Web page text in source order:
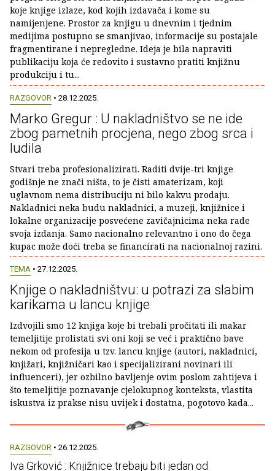
koje knjige izlaze, kod kojih izdavača i kome su
namijenjene. Prostor za knjigu u dnevnim i tjednim
medijima postupno se smanjivao, informacije su postajale
fragmentirane i nepregledne. Ideja je bila napraviti
publikaciju koja će redovito i sustavno pratiti knjižnu
produkciju i tu...
RAZGOVOR • 28.12.2025.
Marko Gregur : U nakladništvo se ne ide
zbog pametnih procjena, nego zbog srca i
ludila
Stvari treba profesionalizirati. Raditi dvije-tri knjige
godišnje ne znači ništa, to je čisti amaterizam, koji
uglavnom nema distribuciju ni bilo kakvu prodaju.
Nakladnici neka budu nakladnici, a muzeji, knjižnice i
lokalne organizacije posvećene zavičajnicima neka rade
svoja izdanja. Samo nacionalno relevantno i ono do čega
kupac može doći treba se financirati na nacionalnoj razini.
TEMA • 27.12.2025.
Knjige o nakladništvu: u potrazi za slabim
karikama u lancu knjige
Izdvojili smo 12 knjiga koje bi trebali pročitati ili makar
temeljitije prolistati svi oni koji se već i praktično bave
nekom od profesija u tzv. lancu knjige (autori, nakladnici,
knjižari, knjižničari kao i specijalizirani novinari ili
influenceri), jer ozbilno bavljenje ovim poslom zahtijeva i
što temeljitije poznavanje cjelokupnog konteksta, vlastita
iskustva iz prakse nisu uvijek i dostatna, pogotovo kada...
RAZGOVOR • 26.12.2025.
Iva Grković : Knjižnice trebaju biti jedan od